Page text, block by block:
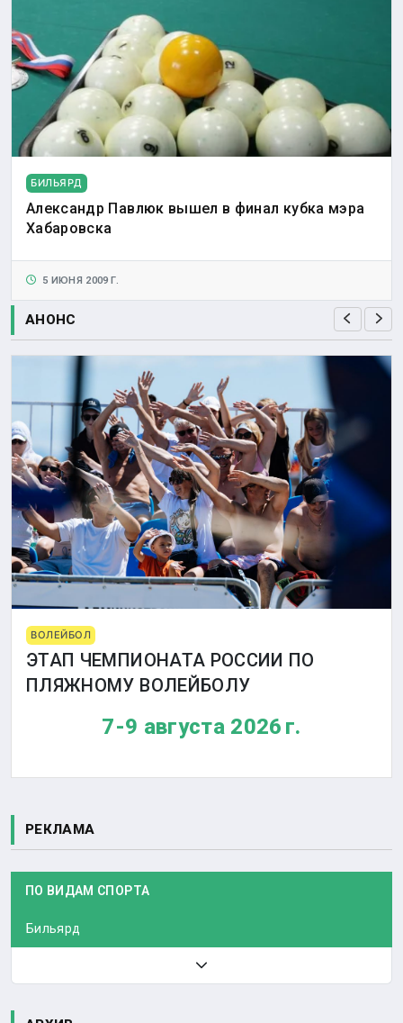
БИЛЬЯРД
Александр Павлюк вышел в финал кубка мэра
Хабаровска
5 ИЮНЯ 2009 Г.
АНОНС
ВОЛЕЙБОЛ
ЭТАП ЧЕМПИОНАТА РОССИИ ПО
ПЛЯЖНОМУ ВОЛЕЙБОЛУ
7-9 августа 2026 г.
РЕКЛАМА
ПО ВИДАМ СПОРТА
Бильярд